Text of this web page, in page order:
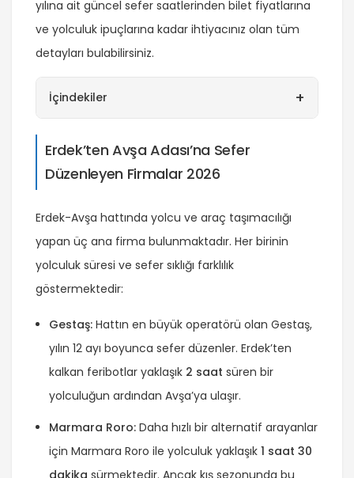
yılına ait güncel sefer saatlerinden bilet fiyatlarına
ve yolculuk ipuçlarına kadar ihtiyacınız olan tüm
detayları bulabilirsiniz.
İçindekiler +
Erdek’ten Avşa Adası’na Sefer
Düzenleyen Firmalar 2026
Erdek-Avşa hattında yolcu ve araç taşımacılığı
yapan üç ana firma bulunmaktadır. Her birinin
yolculuk süresi ve sefer sıklığı farklılık
göstermektedir:
Gestaş: Hattın en büyük operatörü olan Gestaş,
yılın 12 ayı boyunca sefer düzenler. Erdek’ten
kalkan feribotlar yaklaşık 2 saat süren bir
yolculuğun ardından Avşa’ya ulaşır.
Marmara Roro: Daha hızlı bir alternatif arayanlar
için Marmara Roro ile yolculuk yaklaşık 1 saat 30
dakika sürmektedir. Ancak kış sezonunda bu